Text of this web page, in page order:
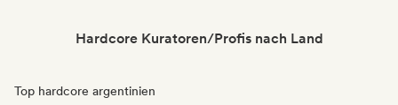
Hardcore Kuratoren/Profis nach Land
Top hardcore argentinien